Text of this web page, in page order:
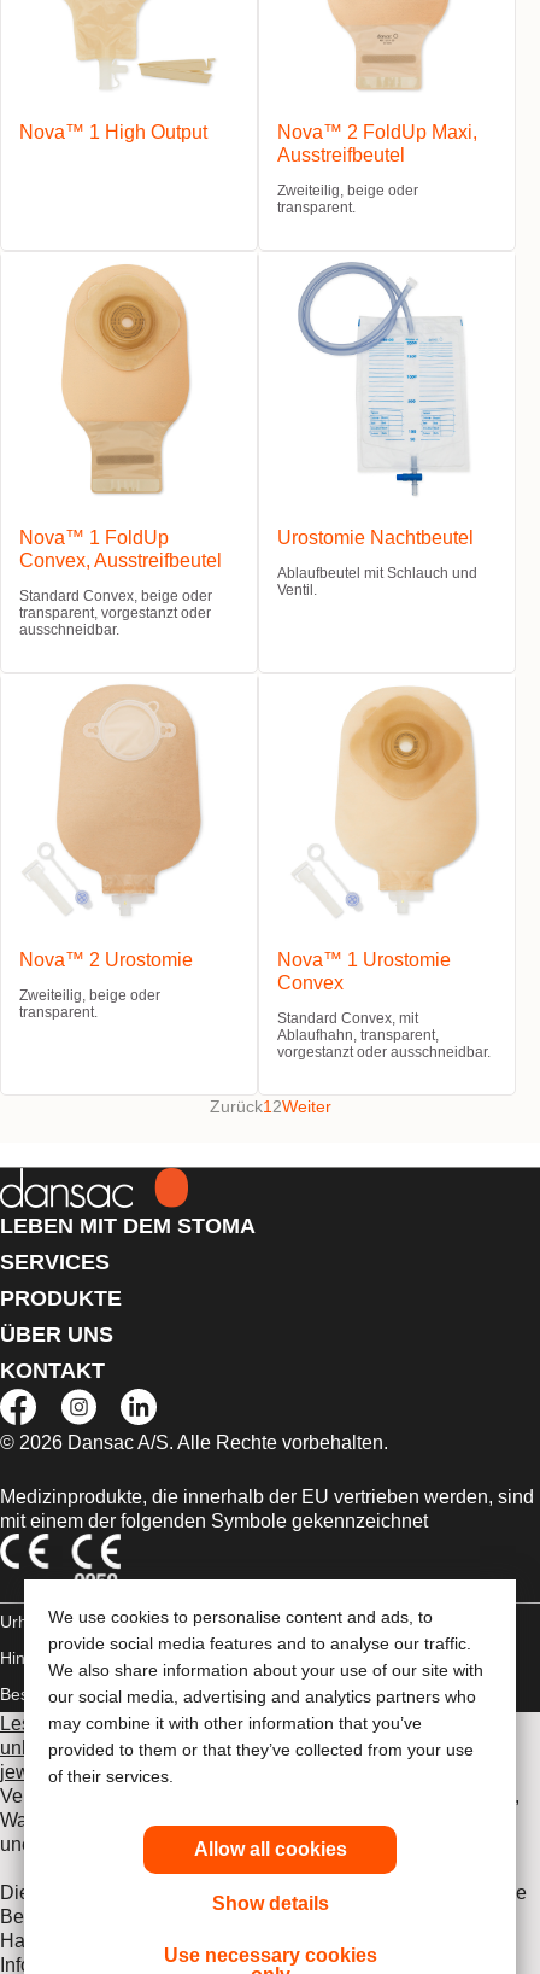
We use cookies to personalise content and ads, to
provide social media features and to analyse our traffic.
We also share information about your use of our site with
our social media, advertising and analytics partners who
may combine it with other information that you’ve
provided to them or that they’ve collected from your use
of their services.
Allow all cookies
Show details
Use necessary cookies
Nova™ 1 High Output
Nova™ 2 FoldUp Maxi,
Ausstreifbeutel
Zweiteilig, beige oder
transparent.
Nova™ 1 FoldUp
Convex, Ausstreifbeutel
Standard Convex, beige oder
transparent, vorgestanzt oder
ausschneidbar.
Urostomie Nachtbeutel
Ablaufbeutel mit Schlauch und
Ventil.
Nova™ 2 Urostomie
Zweiteilig, beige oder
transparent.
Nova™ 1 Urostomie
Convex
Standard Convex, mit
Ablaufhahn, transparent,
vorgestanzt oder ausschneidbar.
Zurück1 2Weiter
LEBEN MIT DEM STOMA
SERVICES
PRODUKTE
ÜBER UNS
KONTAKT
© 2026 Dansac A/S. Alle Rechte vorbehalten.
Medizinprodukte, die innerhalb der EU vertrieben werden, sind
mit einem der folgenden Symbole gekennzeichnet
Urheberrechts-
Hinweis/Nutzungsbedingungen
Datenschutz-
Bestimmungen Umgang mit Cookies
Lesen Sie vor der Verwendung der angeführten Produkte
unbedingt die gesamte Gebrauchsanweisung, die dem
jeweiligen Produkt beiliegt
Verwendungszweck, eine Beschreibung, Kontraindikationen,
Warnhinweise, Vorsichtsmaßnahmen, Angaben zu
unerwünschten Ereignissen und die Gebrauchsanweisung.
Die hier enthaltenen Informationen stellen keine medizinische
Beratung dar und ersetzen nicht die Beratung durch Ihren
Hausarzt oder andere Gesundheitsfachkräfte. Diese
Informationen stellen keine Handlungsanleitung bei einem